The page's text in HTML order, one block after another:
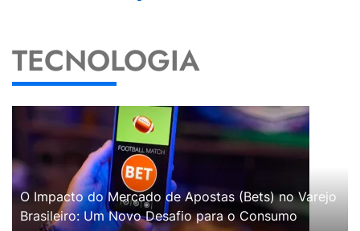
TECNOLOGIA
O Impacto do Mercado de Apostas (Bets) no Varejo
Brasileiro: Um Novo Desafio para o Consumo